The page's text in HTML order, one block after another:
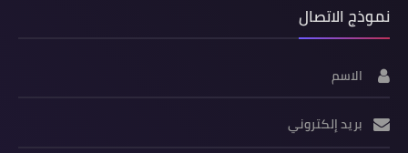
نموذج الاتصال
الاسم
بريد إلكتروني